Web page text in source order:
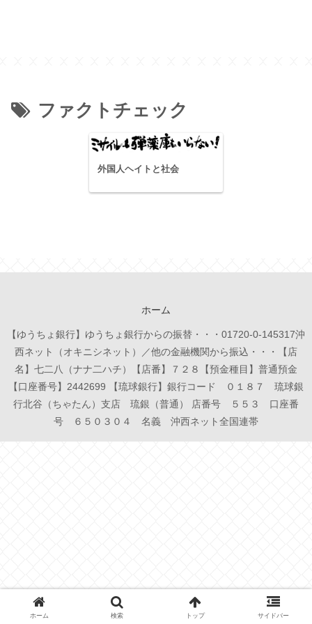
ファクトチェック
外国人ヘイトと社会
ホーム
【ゆうちょ銀行】ゆうちょ銀行からの振替・・・01720-0-145317沖
西ネット（オキニシネット）／他の金融機関から振込・・・【店
名】七二八（ナナ二ハチ）【店番】７２８【預金種目】普通預金
【口座番号】2442699 【琉球銀行】銀行コード ０１８７ 琉球銀
行北谷（ちゃたん）支店 琉銀（普通） 店番号 ５５３ 口座番
号 ６５０３０４ 名義 沖西ネット全国連帯
ホーム 検索 トップ サイドバー